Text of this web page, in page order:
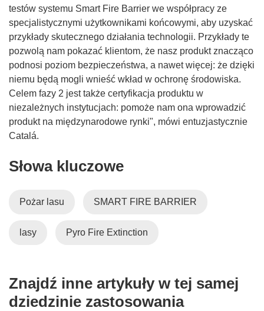
testów systemu Smart Fire Barrier we współpracy ze
specjalistycznymi użytkownikami końcowymi, aby uzyskać
przykłady skutecznego działania technologii. Przykłady te
pozwolą nam pokazać klientom, że nasz produkt znacząco
podnosi poziom bezpieczeństwa, a nawet więcej: że dzięki
niemu będą mogli wnieść wkład w ochronę środowiska.
Celem fazy 2 jest także certyfikacja produktu w
niezależnych instytucjach: pomoże nam ona wprowadzić
produkt na międzynarodowe rynki", mówi entuzjastycznie
Catalá.
Słowa kluczowe
Pożar lasu SMART FIRE BARRIER
lasy Pyro Fire Extinction
Znajdź inne artykuły w tej samej
dziedzinie zastosowania